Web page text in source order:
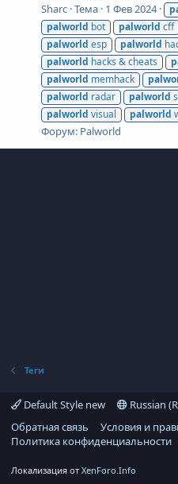
Sharc Тема 1 Фев 2024
palworld bot palworld cff
palworld esp palworld
palworld hacks & cheats
palworld memhack
palworld radar palworld
palworld visual palworld
Форум: Palworld
Теги
Default Style new
Russian
Обратная связь
Условия и
Политика конфиденциальности
Локализация от XenForo.Info